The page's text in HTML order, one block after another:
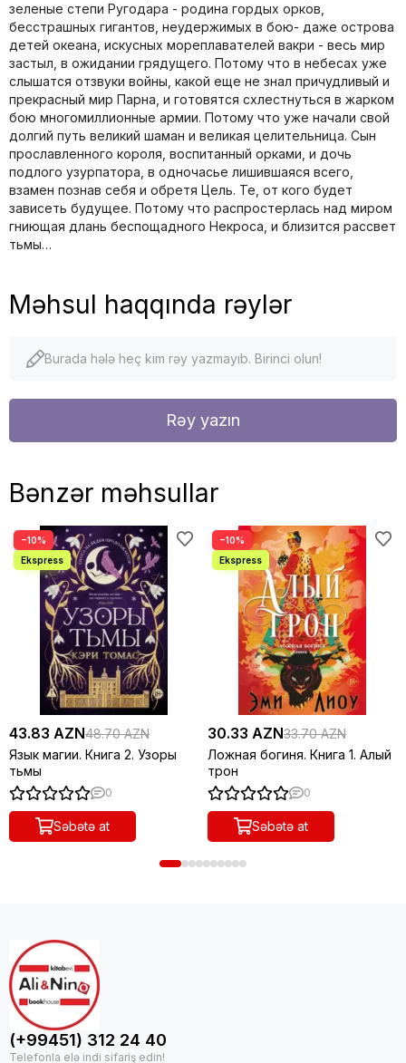
зеленые степи Ругодара - родина гордых орков,
бесстрашных гигантов, неудержимых в бою- даже острова
детей океана, искусных мореплавателей вакри - весь мир
застыл, в ожидании грядущего. Потому что в небесах уже
слышатся отзвуки войны, какой еще не знал причудливый и
прекрасный мир Парна, и готовятся схлестнуться в жарком
бою многомиллионные армии. Потому что уже начали свой
долгий путь великий шаман и великая целительница. Сын
прославленного короля, воспитанный орками, и дочь
подлого узурпатора, в одночасье лишившаяся всего,
взамен познав себя и обретя Цель. Те, от кого будет
зависеть будущее. Потому что распростерлась над миром
гниющая длань беспощадного Некроса, и близится рассвет
тьмы…
Məhsul haqqında rəylər
Burada hələ heç kim rəy yazmayıb. Birinci olun!
Rəy yazın
Bənzər məhsullar
−10%
43.83 AZN48.70 AZN
Язык магии. Книга 2. Узоры
тьмы
0
Səbətə at
−10%
30.33 AZN33.70 AZN
Ложная богиня. Книга 1. Алый
трон
0
Səbətə at
(+99451) 312 24 40